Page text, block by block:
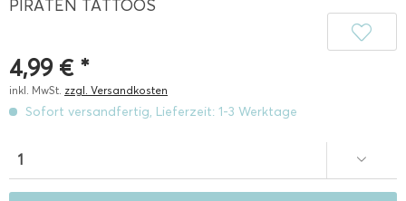
PIRATEN TATTOOS
4,99 € *
inkl. MwSt. zzgl. Versandkosten
Sofort versandfertig, Lieferzeit: 1-3 Werktage